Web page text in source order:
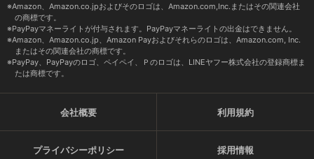
Amazon、Amazon.co.jpおよびそのロゴは、Amazon.com,Inc.またはその関連会社
の商標です。
PayPayマネーライトが付与されます。PayPayマネーライトの出金はできません。
Amazon、Amazon.co.jp、Amazon Payおよびそれらのロゴは、Amazon.com, Inc.
またはその関連会社の商標です。
PayPay、PayPayのロゴ、ペイペイ、Ｐのロゴは、LINEヤフー株式会社の登録商標ま
たは商標です。
会社概要 利用規約
プライバシーポリシー 採用情報